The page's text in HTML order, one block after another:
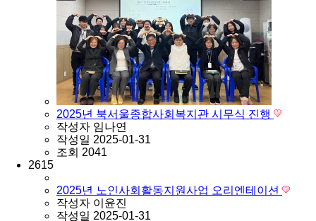
2025년 북서울종합사회복지관 시무식 진행
작성자 임나연
작성일 2025-01-31
조회 2041
2615
2025년 노인사회활동지원사업 오리엔테이션
작성자 이윤진
작성일 2025-01-31